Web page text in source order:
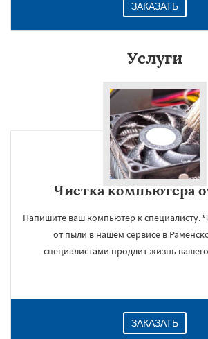
ЗАКАЗАТЬ
Услуги
Чистка компьютера
Напишите ваш компьютер к специалисту.
от пыли в нашем сервисе в
специалистами продлит жизнь
ЗАКАЗАТЬ